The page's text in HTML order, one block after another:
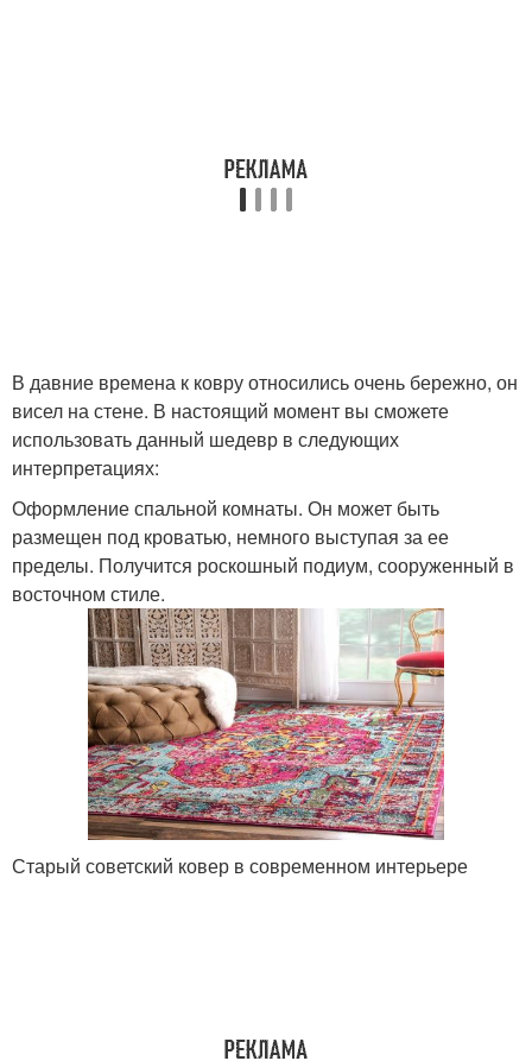
В давние времена к ковру относились очень бережно, он
висел на стене. В настоящий момент вы сможете
использовать данный шедевр в следующих
интерпретациях:
Оформление спальной комнаты. Он может быть
размещен под кроватью, немного выступая за ее
пределы. Получится роскошный подиум, сооруженный в
восточном стиле.
Старый советский ковер в современном интерьере